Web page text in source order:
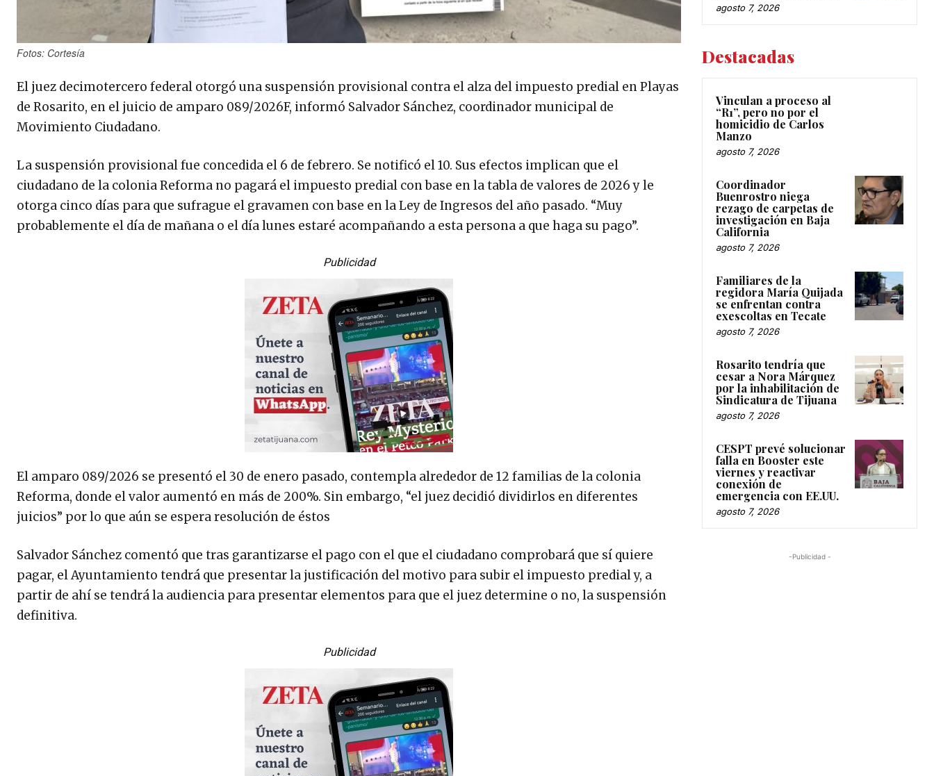
Fotos: Cortesía
El juez decimotercero federal otorgó una suspensión provisional contra el alza del impuesto predial en Playas
de Rosarito, en el juicio de amparo 089/2026F, informó Salvador Sánchez, coordinador municipal de
Movimiento Ciudadano.
La suspensión provisional fue concedida el 6 de febrero. Se notificó el 10. Sus efectos implican que el
ciudadano de la colonia Reforma no pagará el impuesto predial con base en la tabla de valores de 2026 y le
otorga cinco días para que sufrague el gravamen con base en la Ley de Ingresos del año pasado. “Muy
probablemente el día de mañana o el día lunes estaré acompañando a esta persona a que haga su pago”.
Publicidad
El amparo 089/2026 se presentó el 30 de enero pasado, contempla alrededor de 12 familias de la colonia
Reforma, donde el valor aumentó en más de 200%. Sin embargo, “el juez decidió dividirlos en diferentes
juicios” por lo que aún se espera resolución de éstos
Salvador Sánchez comentó que tras garantizarse el pago con el que el ciudadano comprobará que sí quiere
pagar, el Ayuntamiento tendrá que presentar la justificación del motivo para subir el impuesto predial y, a
partir de ahí se tendrá la audiencia para presentar elementos para que el juez determine o no, la suspensión
definitiva.
Publicidad
agosto 7, 2026
Destacadas
Vinculan a proceso al
“R1”, pero no por el
homicidio de Carlos
Manzo
agosto 7, 2026
Coordinador
Buenrostro niega
rezago de carpetas de
investigación en Baja
California
agosto 7, 2026
Familiares de la
regidora María Quijada
se enfrentan contra
exescoltas en Tecate
agosto 7, 2026
Rosarito tendría que
cesar a Nora Márquez
por la inhabilitación de
Sindicatura de Tijuana
agosto 7, 2026
CESPT prevé solucionar
falla en Booster este
viernes y reactivar
conexión de
emergencia con EE.UU.
agosto 7, 2026
-Publicidad -